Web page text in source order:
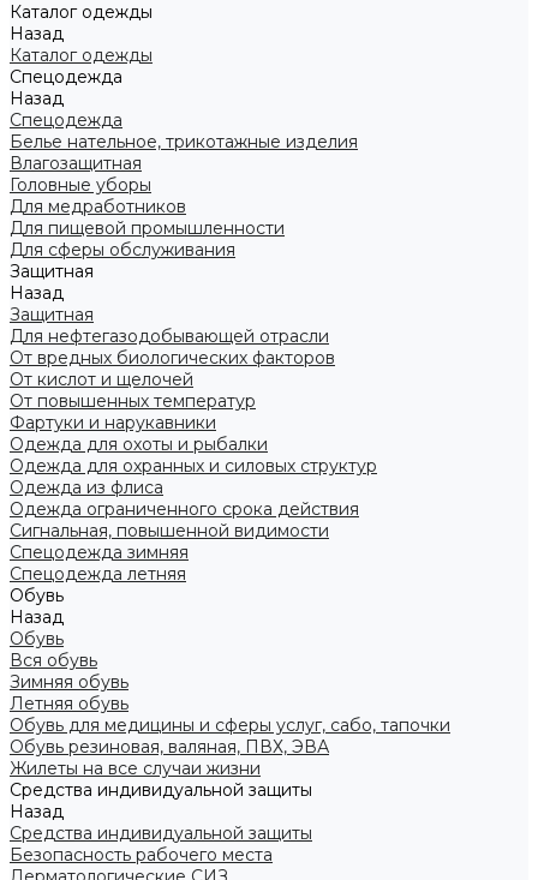
Каталог одежды
Назад
Каталог одежды
Спецодежда
Назад
Спецодежда
Белье нательное, трикотажные изделия
Влагозащитная
Головные уборы
Для медработников
Для пищевой промышленности
Для сферы обслуживания
Защитная
Назад
Защитная
Для нефтегазодобывающей отрасли
От вредных биологических факторов
От кислот и щелочей
От повышенных температур
Фартуки и нарукавники
Одежда для охоты и рыбалки
Одежда для охранных и силовых структур
Одежда из флиса
Одежда ограниченного срока действия
Сигнальная, повышенной видимости
Спецодежда зимняя
Спецодежда летняя
Обувь
Назад
Обувь
Вся обувь
Зимняя обувь
Летняя обувь
Обувь для медицины и сферы услуг, сабо, тапочки
Обувь резиновая, валяная, ПВХ, ЭВА
Жилеты на все случаи жизни
Средства индивидуальной защиты
Назад
Средства индивидуальной защиты
Безопасность рабочего места